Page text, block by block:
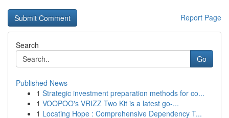
Report Page
Search
Go
Published News
1 Strategic investment preparation methods for co...
1 VOOPOO's VRIZZ Two Kit is a latest go-...
1 Locating Hope : Comprehensive Dependency T...